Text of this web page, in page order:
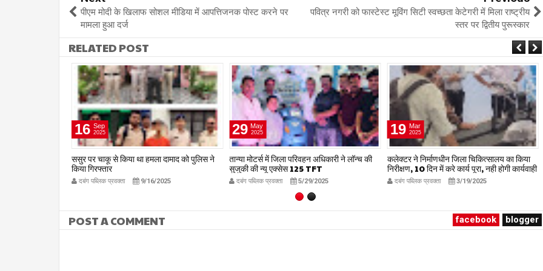
पीएम मोदी के खिलाफ सोशल मीडिया में आपत्तिजनक पोस्ट करने पर
मामला हुआ दर्ज
पवित्र नगरी को फास्टेस्ट मूविंग सिटी स्वच्छता केटेगरी में मिला राष्ट्रीय
स्तर पर द्वितीय पुरूस्कार
RELATED POST
16 Sep
2025
ससुर पर चाकू से किया था हमला दामाद को पुलिस ने
किया गिरफ्तार
दबंग पब्लिक प्रवक्ता 9/16/2025
29 May
2025
तान्या मोटर्स में जिला परिवहन अधिकारी ने लॉन्च की
सुजुकी की न्यू एक्सेस 125 TFT
दबंग पब्लिक प्रवक्ता 5/29/2025
19 Mar
2025
कलेक्टर ने निर्माणधीन जिला चिकित्सालय का किया
निरीक्षण, 10 दिन में करे कार्य पूरा, नही होगी कार्यवाही
दबंग पब्लिक प्रवक्ता 3/19/2025
POST A COMMENT facebook blogger